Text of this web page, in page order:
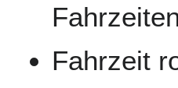
Fahrzeit